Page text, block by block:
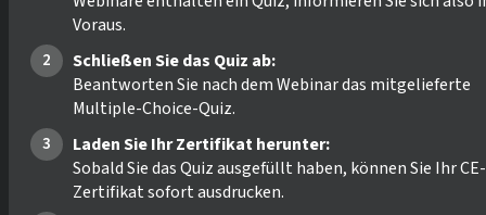
Voraus.
Schließen Sie das Quiz ab:
Beantworten Sie nach dem Webinar das mitgelieferte
Multiple-Choice-Quiz.
Laden Sie Ihr Zertifikat herunter:
Sobald Sie das Quiz ausgefüllt haben, können Sie Ihr CE-
Zertifikat sofort ausdrucken.